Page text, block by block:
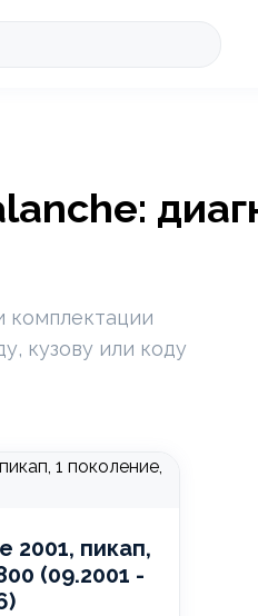
комплектации
кузову или коду
2001, пикап,
(09.2001 -